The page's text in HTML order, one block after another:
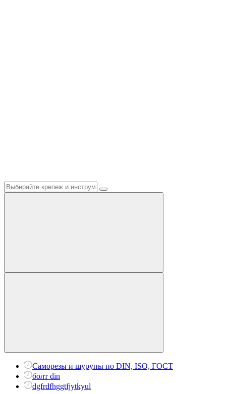
Саморезы и шурупы по DIN, ISO, ГОСТ
болт din
dgfrdfhggtfjytkyul